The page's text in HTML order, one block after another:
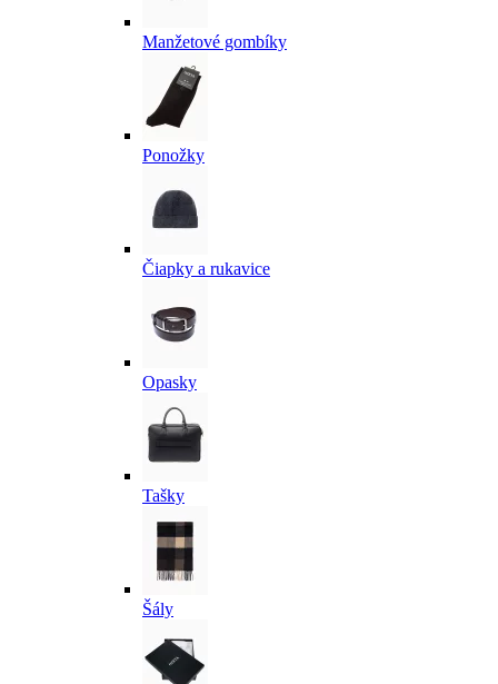
Manžetové gombíky
Ponožky
Čiapky a rukavice
Opasky
Tašky
Šály